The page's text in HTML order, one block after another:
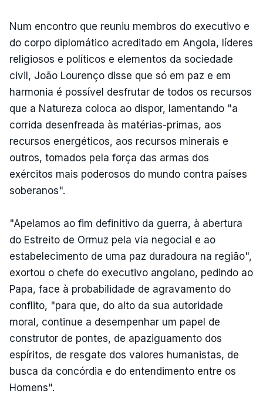
Num encontro que reuniu membros do executivo e
do corpo diplomático acreditado em Angola, líderes
religiosos e políticos e elementos da sociedade
civil, João Lourenço disse que só em paz e em
harmonia é possível desfrutar de todos os recursos
que a Natureza coloca ao dispor, lamentando "a
corrida desenfreada às matérias-primas, aos
recursos energéticos, aos recursos minerais e
outros, tomados pela força das armas dos
exércitos mais poderosos do mundo contra países
soberanos".
"Apelamos ao fim definitivo da guerra, à abertura
do Estreito de Ormuz pela via negocial e ao
estabelecimento de uma paz duradoura na região",
exortou o chefe do executivo angolano, pedindo ao
Papa, face à probabilidade de agravamento do
conflito, "para que, do alto da sua autoridade
moral, continue a desempenhar um papel de
construtor de pontes, de apaziguamento dos
espíritos, de resgate dos valores humanistas, de
busca da concórdia e do entendimento entre os
Homens".